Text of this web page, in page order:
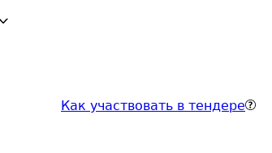
Как участвовать в тендере